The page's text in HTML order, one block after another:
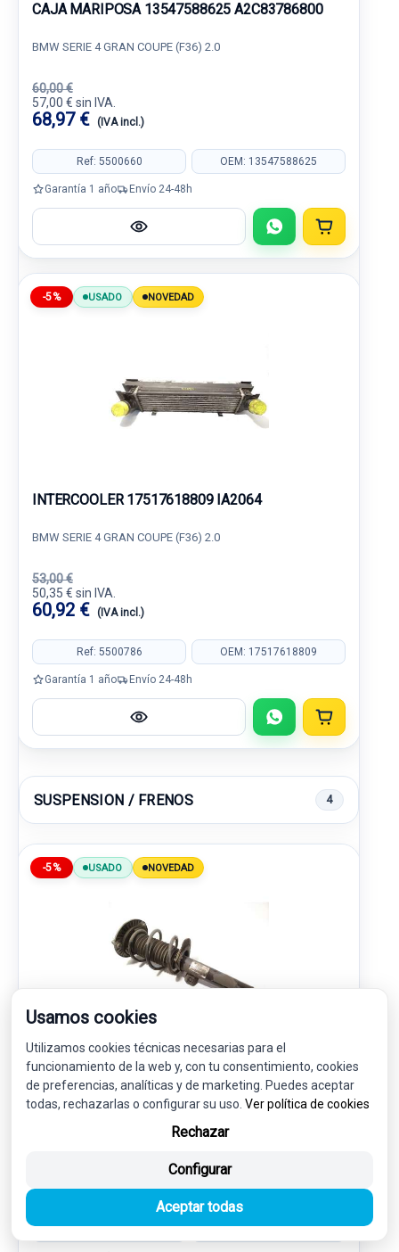
CAJA MARIPOSA 13547588625 A2C83786800
BMW SERIE 4 GRAN COUPE (F36) 2.0
60,00 €
57,00 € sin IVA.
68,97 € (IVA incl.)
Ref: 5500660 OEM: 13547588625
Garantía 1 año Envío 24-48h
-5% USADO NOVEDAD
INTERCOOLER 17517618809 IA2064
BMW SERIE 4 GRAN COUPE (F36) 2.0
53,00 €
50,35 € sin IVA.
60,92 € (IVA incl.)
Ref: 5500786 OEM: 17517618809
Garantía 1 año Envío 24-48h
SUSPENSION / FRENOS 4
-5% USADO NOVEDAD
AMORTIGUADOR DELANTERO IZQUIERDO
31316856698
BMW SERIE 4 GRAN COUPE (F36) 2.0
51,73 € (IVA incl.)
Ref: 5500598 OEM: 31316856698
Usamos cookies
Utilizamos cookies técnicas necesarias para el
funcionamiento de la web y, con tu consentimiento, cookies
de preferencias, analíticas y de marketing. Puedes aceptar
todas, rechazarlas o configurar su uso. Ver política de cookies
Rechazar
Configurar
Aceptar todas